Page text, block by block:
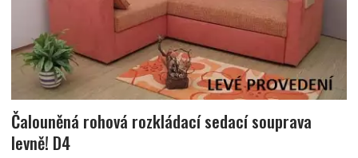
Čalouněná rohová rozkládací sedací souprava
levně! D4